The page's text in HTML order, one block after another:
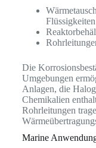
Flüssigkeiten
Die
Umgebungen
Anlagen, die
Chemikalien
Rohrleitungen
Marine